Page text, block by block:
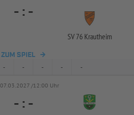
- : -
SV 76 Krautheim
ZUM SPIEL
- - - - -
07.03.2027 /12:00 Uhr
- : -